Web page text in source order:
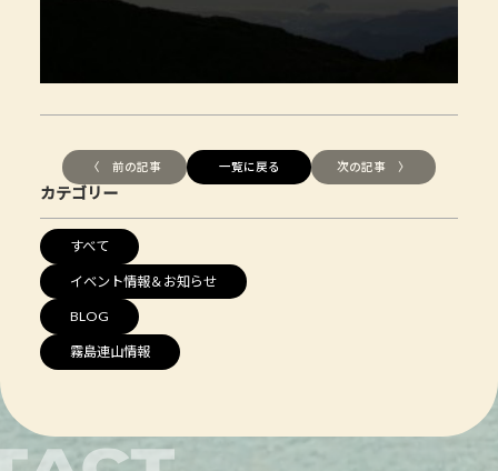
〈 前の記事 一覧に戻る 次の記事 〉
カテゴリー
すべて
イベント情報＆お知らせ
BLOG
霧島連山情報